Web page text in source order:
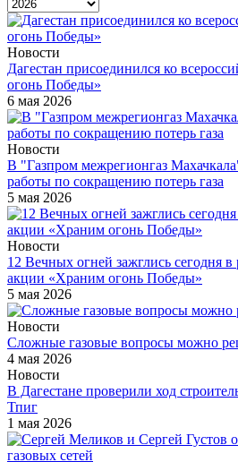
Новости
Дагестан присоединился ко
огонь Победы»
6 мая 2026
Новости
В "Газпром межрегионгаз
работы по сокращению потерь газа
5 мая 2026
Новости
12 Вечных огней зажглись сегодня
акции «Храним огонь Победы»
5 мая 2026
Новости
Сложные газовые вопросы можно
4 мая 2026
Новости
В Дагестане проверили ход
Тпиг
1 мая 2026